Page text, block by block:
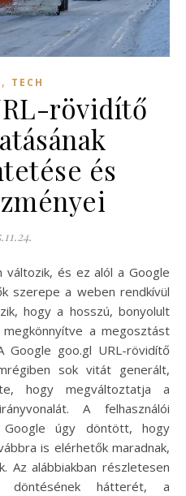
, TECH
rövidítő
és
szerepe a weben rendkívül
hogy a hosszú, bonyolult
a megosztást
Google goo.gl URL-rövidítő
sok vitát generált,
hogy megváltoztatja a
A felhasználói
Google úgy döntött, hogy
is elérhetők maradnak,
Az alábbiakban részletesen
döntésének hátterét, a